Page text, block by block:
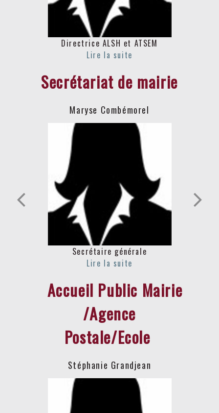
Directrice ALSH et ATSEM
Secrétariat de mairie
Maryse Combémorel
Secrétaire générale
Accueil Public Mairie
/Agence
Postale/Ecole
Stéphanie Grandjean